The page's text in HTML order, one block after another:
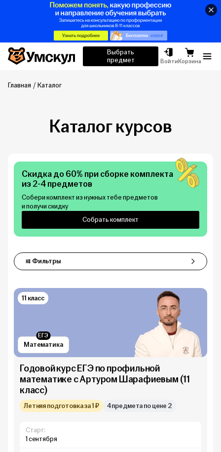
Умскул
Выбрать
предмет
ВойтиКорзина
Главная Каталог
Каталог курсов
Скидка до 60% при сборке комплекта
из 2-4 предметов
Собери комплект из нужных тебе предметов
и получи скидку
Собрать комплект
ФильтрыФильтры
Математика
ЕГЭ
11 класс
Годовой курс ЕГЭ по профильной
математике с Артуром Шарафиевым (11
класс)
Летняя подготовка за 1 ₽ 4 предмета по цене 2
Старт:
1 сентября